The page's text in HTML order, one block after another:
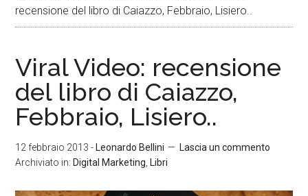
recensione del libro di Caiazzo, Febbraio, Lisiero..
Viral Video: recensione
del libro di Caiazzo,
Febbraio, Lisiero..
12 febbraio 2013 - Leonardo Bellini
Lascia un commento
Archiviato in: Digital Marketing Libri